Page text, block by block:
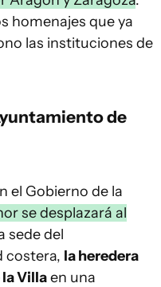
homenajes que ya
las instituciones de
de
el Gobierno de la
se desplazará al
sede del
costera, la heredera
la Villaen una